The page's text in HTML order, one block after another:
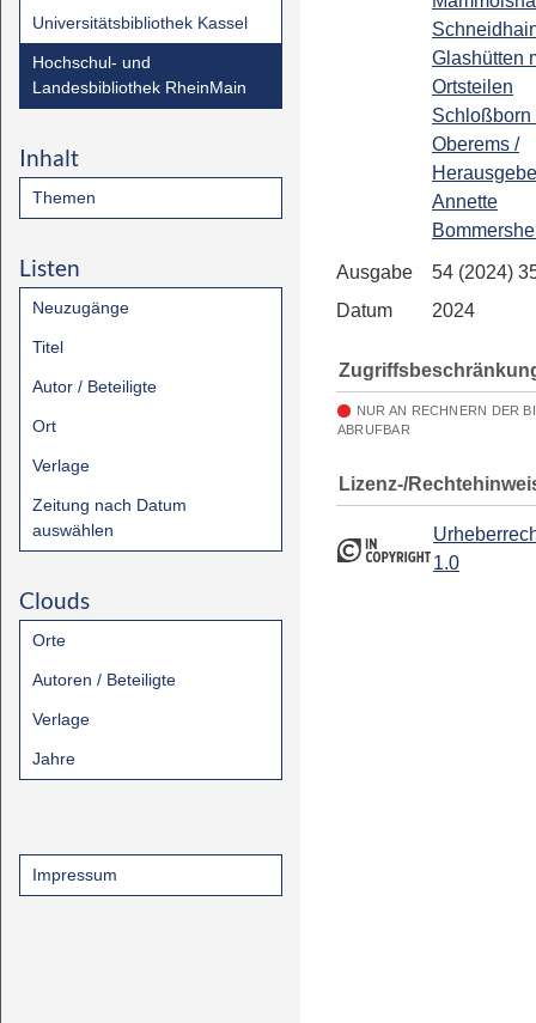
Universitätsbibliothek Kassel
Hochschul- und
Landesbibliothek RheinMain
Inhalt
Themen
Listen
Neuzugänge
Titel
Autor / Beteiligte
Ort
Verlage
Zeitung nach Datum
auswählen
Clouds
Orte
Autoren / Beteiligte
Verlage
Jahre
Impressum
Glashütten
Ortsteilen
Schloßborn
Oberems /
Annette
Ausgabe
54 (2024)
Datum
2024
NUR AN RECHNERN DER
ABRUFBAR
Lizenz-/
1.0